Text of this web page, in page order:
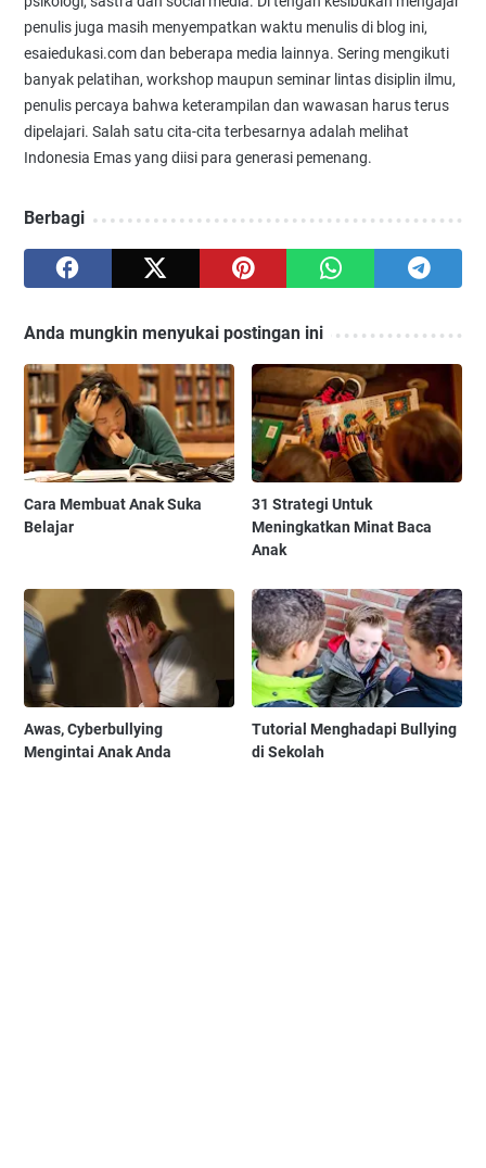
penulis juga masih menyempatkan waktu menulis di blog ini,
esaiedukasi.com dan beberapa media lainnya. Sering mengikuti
banyak pelatihan, workshop maupun seminar lintas disiplin ilmu,
penulis percaya bahwa keterampilan dan wawasan harus terus
dipelajari. Salah satu cita-cita terbesarnya adalah melihat
Indonesia Emas yang diisi para generasi pemenang.
Berbagi
Anda mungkin menyukai postingan ini
Cara Membuat Anak Suka
Belajar
31 Strategi Untuk
Meningkatkan Minat Baca
Anak
Awas, Cyberbullying
Mengintai Anak Anda
Tutorial Menghadapi Bullying
di Sekolah